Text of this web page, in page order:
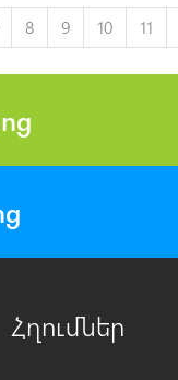
8 9 10 11
Հղումներ